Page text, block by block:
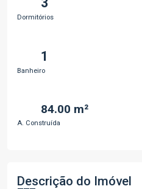
Dormitórios
1
Banheiro
84.00 m²
A. Construída
Descrição do Imóvel